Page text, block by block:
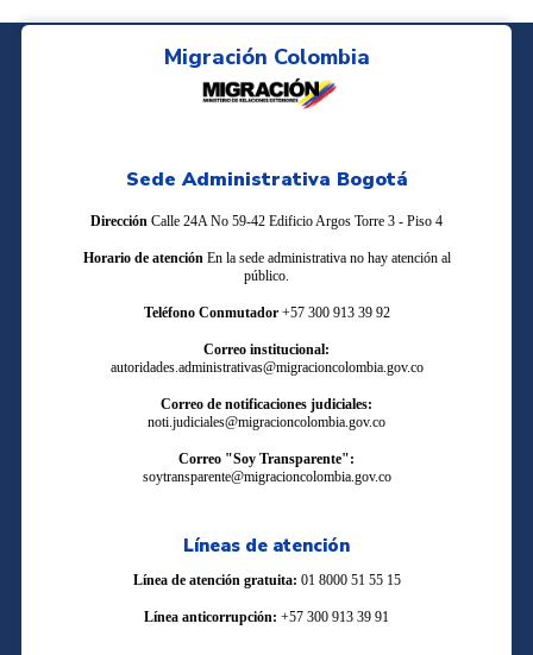
Migración Colombia
Sede Administrativa Bogotá
Dirección Calle 24A No 59-42 Edificio Argos Torre 3 - Piso 4
Horario de atención En la sede administrativa no hay atención al
público.
Teléfono Conmutador +57 300 913 39 92
Correo institucional:
autoridades.administrativas@migracioncolombia.gov.co
Correo de notificaciones judiciales:
noti.judiciales@migracioncolombia.gov.co
Correo "Soy Transparente":
soytransparente@migracioncolombia.gov.co
Líneas de atención
Línea de atención gratuita: 01 8000 51 55 15
Línea anticorrupción: +57 300 913 39 91